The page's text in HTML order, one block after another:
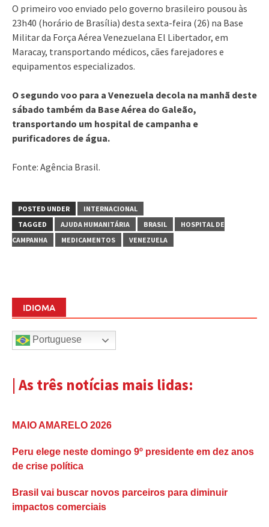
O primeiro voo enviado pelo governo brasileiro pousou às
23h40 (horário de Brasília) desta sexta-feira (26) na Base
Militar da Força Aérea Venezuelana El Libertador, em
Maracay, transportando médicos, cães farejadores e
equipamentos especializados.
O segundo voo para a Venezuela decola na manhã deste
sábado também da Base Aérea do Galeão,
transportando um hospital de campanha e
purificadores de água.
Fonte: Agência Brasil.
POSTED UNDER
INTERNACIONAL
TAGGED
AJUDA HUMANITÁRIA BRASIL
HOSPITAL DE
CAMPANHA
MEDICAMENTOS VENEZUELA
IDIOMA
Portuguese
| As três notícias mais lidas:
MAIO AMARELO 2026
Peru elege neste domingo 9º presidente em dez anos
de crise política
Brasil vai buscar novos parceiros para diminuir
impactos comerciais